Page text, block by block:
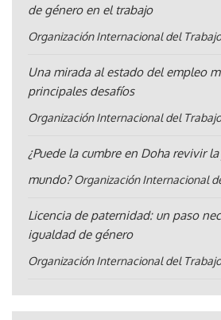
de género en el trabajo
Organización Internacional del Trabajo
Una mirada al estado del empleo
principales desafíos
Organización Internacional del Trabajo
¿Puede la cumbre en Doha revivir
mundo? Organización Internacional
Licencia de paternidad: un paso
igualdad de género
Organización Internacional del Trabajo